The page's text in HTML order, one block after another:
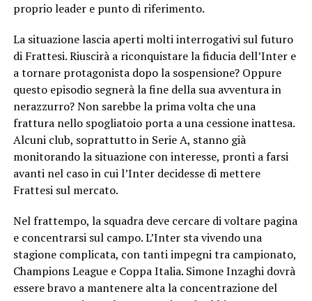
proprio leader e punto di riferimento.
La situazione lascia aperti molti interrogativi sul futuro
di Frattesi. Riuscirà a riconquistare la fiducia dell’Inter e
a tornare protagonista dopo la sospensione? Oppure
questo episodio segnerà la fine della sua avventura in
nerazzurro? Non sarebbe la prima volta che una
frattura nello spogliatoio porta a una cessione inattesa.
Alcuni club, soprattutto in Serie A, stanno già
monitorando la situazione con interesse, pronti a farsi
avanti nel caso in cui l’Inter decidesse di mettere
Frattesi sul mercato.
Nel frattempo, la squadra deve cercare di voltare pagina
e concentrarsi sul campo. L’Inter sta vivendo una
stagione complicata, con tanti impegni tra campionato,
Champions League e Coppa Italia. Simone Inzaghi dovrà
essere bravo a mantenere alta la concentrazione del